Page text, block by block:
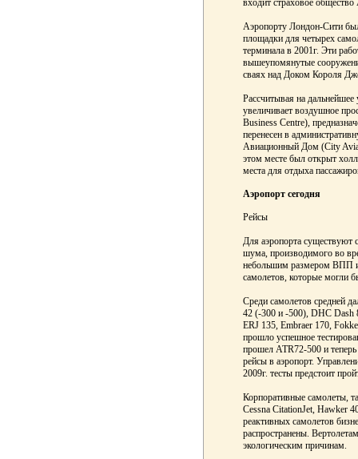
входит страховое
Аэропорту Лондон-Сити
площадки для четырех
терминала в 2001г. Эти
вышеупомянутые
сваях над Доком Короля
Рассчитывая на дальнейшее
увеличивает воздушное
Business Centre),
перенесен в
Авиационный Дом (City
этом месте был открыт
места для отдыха
Аэропорт сегодня
Рейсы
Для аэропорта существуют
шума, производимого во
небольшим размером ВПП
самолетов, которые могли
Среди самолетов средней
42 (-300 и -500), DHC Dash
ERJ 135, Embraer 170,
прошло успешное
прошел ATR72-500 и
рейсы в аэропорт.
2009г. тесты предстоит
Корпоративные самолеты,
Cessna CitationJet, Hawker
реактивных самолетов
распространены.
экологическим причинам.